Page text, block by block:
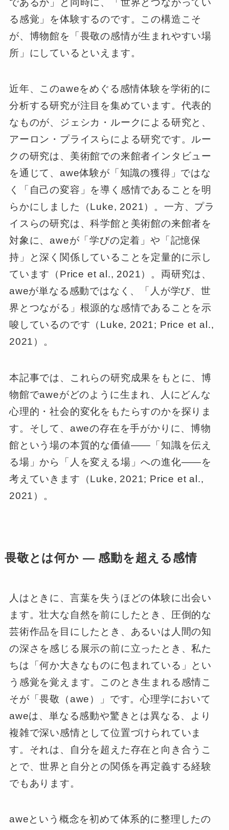
であるか」と同時に、「世界とつながってい
る感覚」を体験するのです。この構造こそ
が、博物館を「畏敬の感情が生まれやすい場
所」にしているといえます。
近年、このaweをめぐる感情体験を学術的に
分析する研究が注目を集めています。代表的
なものが、ジェシカ・ルークによる研究と、
アーロン・プライスらによる研究です。ルー
クの研究は、美術館での来館者インタビュー
を通じて、awe体験が「知識の獲得」ではな
く「自己の変容」を導く感情であることを明
らかにしました（Luke, 2021）。一方、プラ
イスらの研究は、科学館と美術館の来館者を
対象に、aweが「学びの定着」や「記憶保
持」と深く関係していることを定量的に示し
ています（Price et al., 2021）。両研究は、
aweが単なる感動ではなく、「人が学び、世
界とつながる」根源的な感情であることを示
唆しているのです（Luke, 2021; Price et al.,
2021）。
本記事では、これらの研究成果をもとに、博
物館でaweがどのように生まれ、人にどんな
心理的・社会的変化をもたらすのかを探りま
す。そして、aweの存在を手がかりに、博物
館という場の本質的な価値――「知識を伝え
る場」から「人を変える場」への進化――を
考えていきます（Luke, 2021; Price et al.,
2021）。
畏敬とは何か ― 感動を超える感情
人はときに、言葉を失うほどの体験に出会い
ます。壮大な自然を前にしたとき、圧倒的な
芸術作品を目にしたとき、あるいは人間の知
の深さを感じる展示の前に立ったとき、私た
ちは「何か大きなものに包まれている」とい
う感覚を覚えます。このとき生まれる感情こ
そが「畏敬（awe）」です。心理学において
aweは、単なる感動や驚きとは異なる、より
複雑で深い感情として位置づけられていま
す。それは、自分を超えた存在と向き合うこ
とで、世界と自分との関係を再定義する経験
でもあります。
aweという概念を初めて体系的に整理したの